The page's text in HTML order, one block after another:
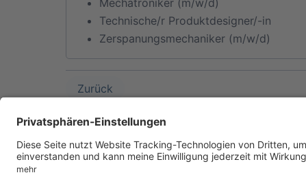
Technische/r Produktdesigner/-in
Zerspanungsmechaniker (m/w/d)
Zurück